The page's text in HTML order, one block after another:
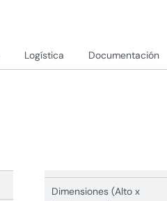
Logística Documentación
Dimensiones (Alto x